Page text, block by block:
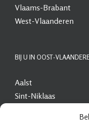
Vlaams-Brabant
West-Vlaanderen
BIJ U IN OOST-
Aalst
Sint-Niklaas